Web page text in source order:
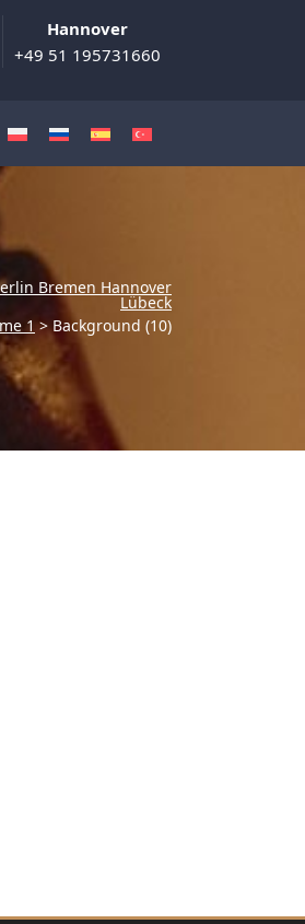
Hannover
+49 51 195731660
Bremen Hannover
Lübeck
1>Background (10)